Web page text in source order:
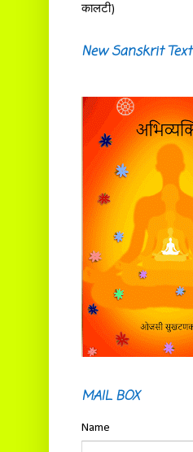
कालटी)
New Sanskrit Text
MAIL BOX
Name